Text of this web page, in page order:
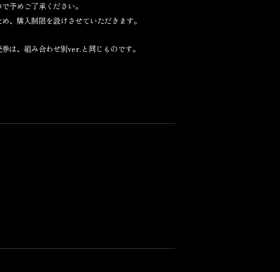
予めご了承ください。
、購入制限を設けさせていただきます。
は、組み合わせ別ver.と同じものです。